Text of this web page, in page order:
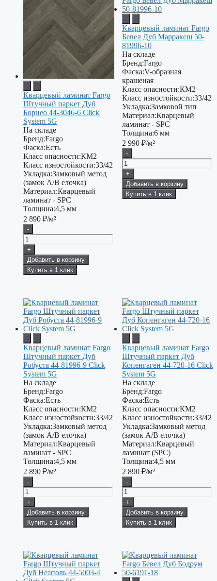
Кварцевый ламинат Fargo
Штучный паркет Дуб
Борнео 44-3046-6 Click
System 5G
На складе
Бренд:Fargo
Фаска:Есть
Класс опасности:КМ2
Класс изностойкости:33/42
Укладка:Замковый метод
(замок А/В елочка)
Материал:Кварцевый
ламинат - SPC
Толщина:4,5 мм
2 890 ₽/м²
-
+
Добавить в корзину
Купить в 1 клик
Кварцевый ламинат Fargo
Бевел Дуб Марракеш 50-
81996-10
На складе
Бренд:Fargo
Фаска:V-образная
крашеная
Класс опасности:КМ2
Класс изностойкости:33/42
Укладка:Замковой тип
Материал:Кварцевый
ламинат - SPC
Толщина:6 мм
2 990 ₽/м²
-
+
Добавить в корзину
Купить в 1 клик
Кварцевый ламинат Fargo
Штучный паркет Дуб
Робуста 44-81996-9 Click
System 5G
На складе
Бренд:Fargo
Фаска:Есть
Класс опасности:КМ2
Класс изностойкости:33/42
Укладка:Замковый метод
(замок А/В елочка)
Материал:Кварцевый
ламинат - SPC
Толщина:4,5 мм
2 890 ₽/м²
-
+
Добавить в корзину
Купить в 1 клик
Кварцевый ламинат Fargo
Штучный паркет Дуб
Копенгаген 44-720-16 Click
System 5G
На складе
Бренд:Fargo
Фаска:Есть
Класс опасности:КМ2
Класс изностойкости:33/42
Укладка:Замковый метод
(замок A/B елочка)
Материал:Кварцевый
ламинат (SPC)
Толщина:4,5 мм
2 890 ₽/м²
-
+
Добавить в корзину
Купить в 1 клик